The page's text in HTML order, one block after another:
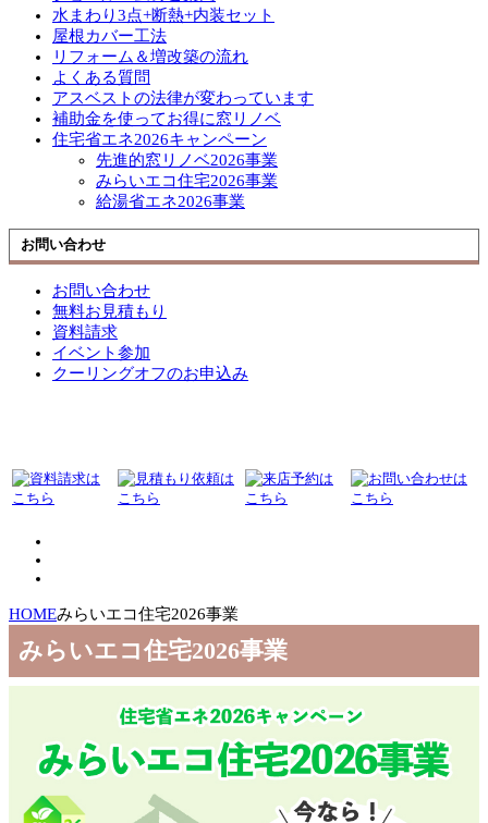
水まわり3点+断熱+内装セット
屋根カバー工法
リフォーム＆増改築の流れ
よくある質問
アスベストの法律が変わっています
補助金を使ってお得に窓リノベ
住宅省エネ2026キャンペーン
先進的窓リノベ2026事業
みらいエコ住宅2026事業
給湯省エネ2026事業
お問い合わせ
お問い合わせ
無料お見積もり
資料請求
イベント参加
クーリングオフのお申込み
HOMEみらいエコ住宅2026事業
みらいエコ住宅2026事業